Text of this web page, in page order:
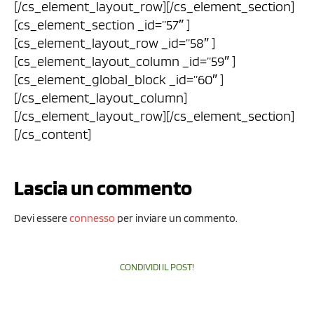
[/cs_element_layout_row][/cs_element_section]
[cs_element_section _id=”57″ ]
[cs_element_layout_row _id=”58″ ]
[cs_element_layout_column _id=”59″ ]
[cs_element_global_block _id=”60″ ]
[/cs_element_layout_column]
[/cs_element_layout_row][/cs_element_section]
[/cs_content]
Lascia un commento
Devi essereconnesso per inviare un commento.
CONDIVIDI IL POST!